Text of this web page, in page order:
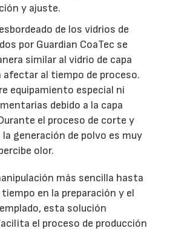
y ajuste.
de los vidrios de
por Guardian CoaTec se
similar al vidrio de capa
afectar al tiempo de proceso.
equipamiento especial ni
debido a la capa
el proceso de corte y
la generación de polvo es muy
olor.
más sencilla hasta
en la preparación y el
esta solución
el proceso de producción